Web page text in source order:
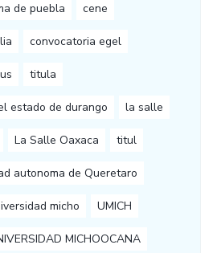
de puebla cene
convocatoria egel
titula
estado de durango la salle
La Salle Oaxaca titul
autonoma de Queretaro
micho UMICH
MICHOOCANA